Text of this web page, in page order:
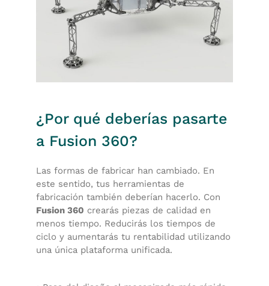
¿Por qué deberías pasarte
a Fusion 360?
Las formas de fabricar han cambiado. En
este sentido, tus herramientas de
fabricación también deberían hacerlo. Con
Fusion 360 crearás piezas de calidad en
menos tiempo. Reducirás los tiempos de
ciclo y aumentarás tu rentabilidad utilizando
una única plataforma unificada.